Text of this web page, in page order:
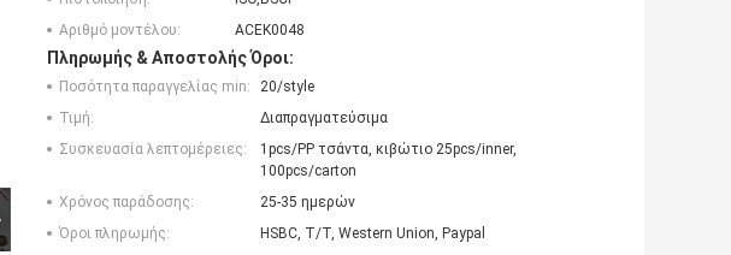
Αριθμό μοντέλου:
ACEK0048
Πληρωμής & Αποστολής Όροι:
Ποσότητα παραγγελίας min:
20/style
Τιμή:
Διαπραγματεύσιμα
Συσκευασία λεπτομέρειες:
1pcs/PP τσάντα, κιβώτιο 25pcs/inner,
100pcs/carton
Χρόνος παράδοσης:
25-35 ημερών
Όροι πληρωμής:
HSBC, T/T, Western Union, Paypal